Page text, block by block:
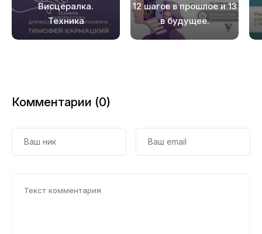
Висцералка.
Техника
самомассажа для
12 шагов в прошлое и 13
в будущее.
Перепрограммирование
Комментарии (0)